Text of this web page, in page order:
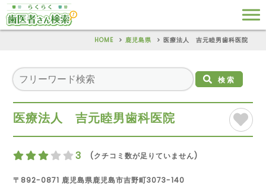
HOME 鹿児島県 医療法人 吉元睦男歯科医院
検索
医療法人 吉元睦男歯科医院
3 (クチコミ数が足りていません)
〒892-0871 鹿児島県鹿児島市吉野町3073-140